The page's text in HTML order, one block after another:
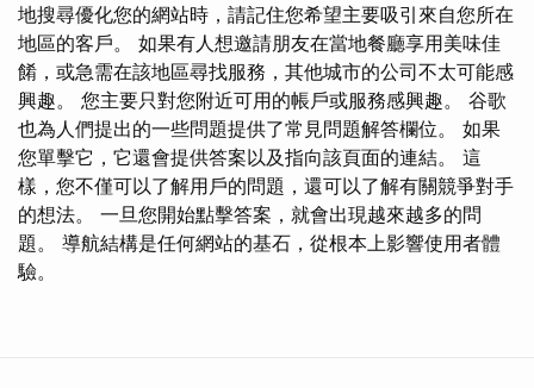
地搜尋優化您的網站時，請記住您希望主要吸引來自您所在
地區的客戶。 如果有人想邀請朋友在當地餐廳享用美味佳
餚，或急需在該地區尋找服務，其他城市的公司不太可能感
興趣。 您主要只對您附近可用的帳戶或服務感興趣。 谷歌
也為人們提出的一些問題提供了常見問題解答欄位。 如果
您單擊它，它還會提供答案以及指向該頁面的連結。 這
樣，您不僅可以了解用戶的問題，還可以了解有關競爭對手
的想法。 一旦您開始點擊答案，就會出現越來越多的問
題。 導航結構是任何網站的基石，從根本上影響使用者體
驗。